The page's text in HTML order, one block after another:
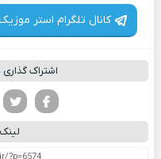
کانال تلگرام استر موزیک
اشتراک